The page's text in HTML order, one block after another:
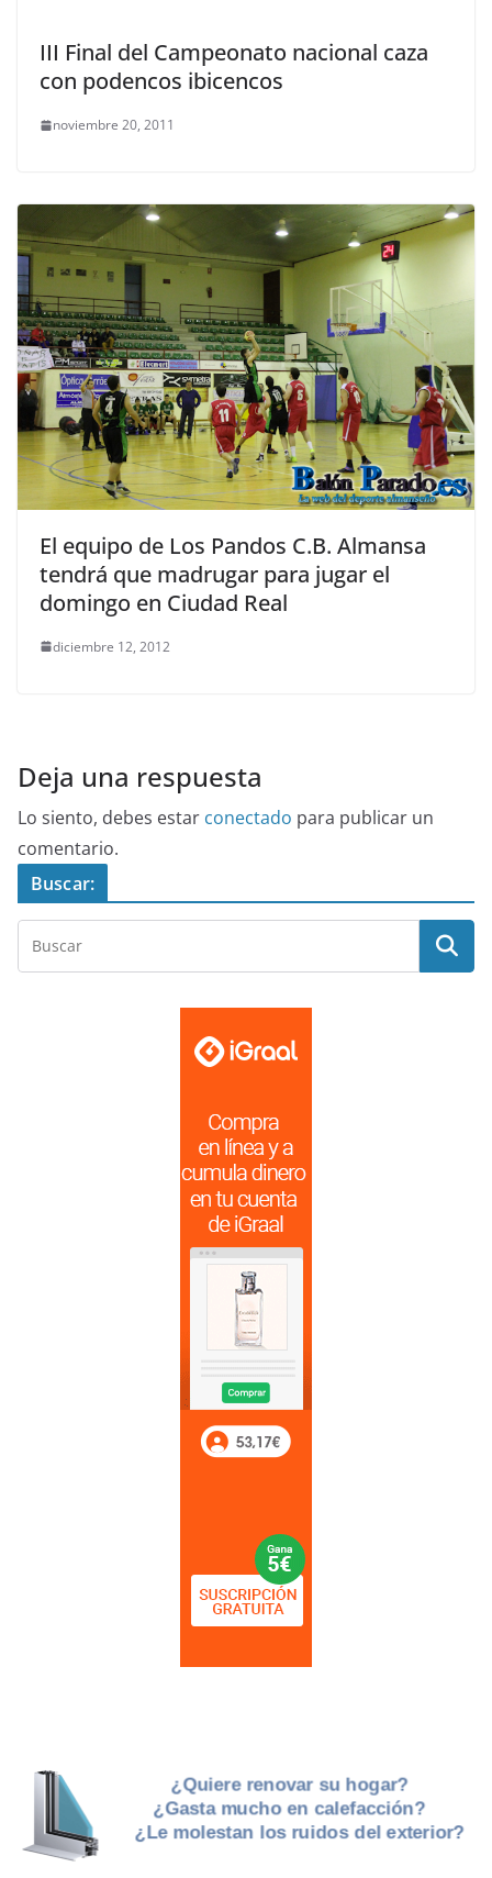
III Final del Campeonato nacional caza
con podencos ibicencos
noviembre 20, 2011
El equipo de Los Pandos C.B. Almansa
tendrá que madrugar para jugar el
domingo en Ciudad Real
diciembre 12, 2012
Deja una respuesta
Lo siento, debes estar conectado para publicar un
comentario.
Buscar: